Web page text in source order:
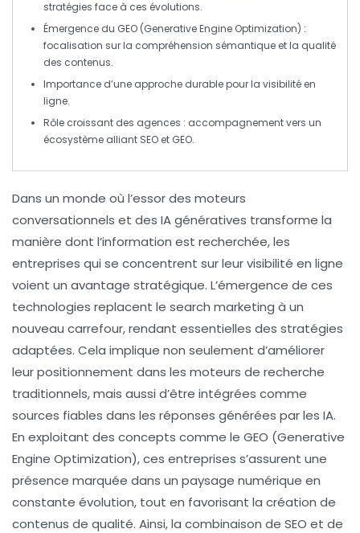
stratégies face à ces évolutions.
Émergence du GEO (Generative Engine Optimization) :
focalisation sur la compréhension sémantique et la qualité
des contenus.
Importance d’une approche durablepour la visibilité en
ligne.
Rôle croissant des agences : accompagnement vers un
écosystème alliant SEO et GEO.
Dans un monde où l’essor des moteurs
conversationnels et des IA génératives transforme la
manière dont l’information est recherchée, les
entreprises qui se concentrent sur leurvisibilité en ligne
voient un avantage stratégique. L’émergence de ces
technologies replacent le search marketing à un
nouveau carrefour, rendant essentielles des stratégies
adaptées. Cela implique non seulement d’améliorer
leur positionnement dans les moteurs de recherche
traditionnels, mais aussi d’être intégrées comme
sources fiables dans les réponses générées par les IA.
En exploitant des concepts comme le GEO (Generative
Engine Optimization), ces entreprises s’assurent une
présence marquée dans un paysage numérique en
constante évolution, tout en favorisant la création de
contenus de qualité. Ainsi, la combinaison de SEO et de